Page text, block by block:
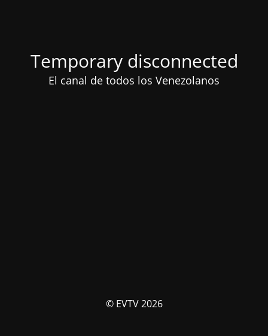
Temporary disconnected
El canal de todos los Venezolanos
© EVTV 2026